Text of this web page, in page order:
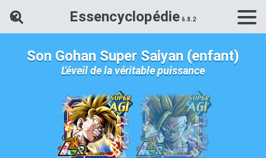
Essencyclopédie
Rechercher une carte Dokkan
Son Gohan Super Saiyan (enfant)
L'éveil de la véritable puissance